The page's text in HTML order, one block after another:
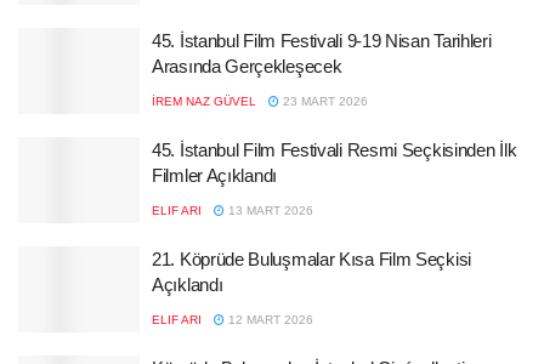
45. İstanbul Film Festivali 9-19 Nisan Tarihleri
Arasında Gerçekleşecek
İREM NAZ GÜVEL 23 MART 2026
45. İstanbul Film Festivali Resmi Seçkisinden İlk
Filmler Açıklandı
ELIF ARI 13 MART 2026
21. Köprüde Buluşmalar Kısa Film Seçkisi
Açıklandı
ELIF ARI 12 MART 2026